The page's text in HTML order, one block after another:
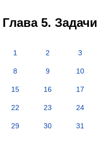
Глава 5. Задачи
1 2 3
8 9 10
15 16 17
22 23 24
29 30 31